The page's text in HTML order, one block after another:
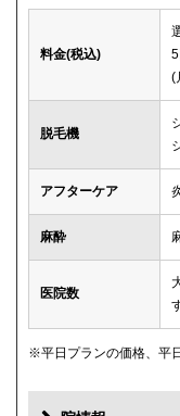
料金(税込)
(
脱毛機
アフターケア
麻酔
医院数
※平日プランの価格、平